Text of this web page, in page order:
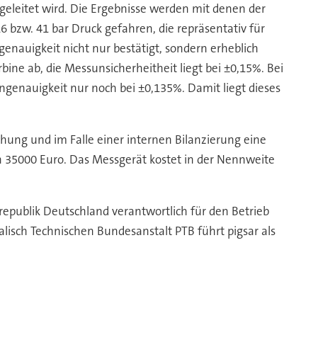
wird. Die Ergebnisse werden mit denen der
bzw. 41 bar Druck gefahren, die repräsentativ für
nicht nur bestätigt, sondern erheblich
ab, die Messunsicherheitheit liegt bei ±0,15%. Bei
nur noch bei ±0,135%. Damit liegt dieses
und im Falle einer internen Bilanzierung eine
Euro. Das Messgerät kostet in der Nennweite
Deutschland verantwortlich für den Betrieb
Technischen Bundesanstalt PTB führt pigsar als